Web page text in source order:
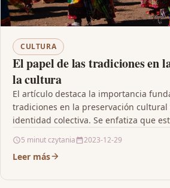
CULTURA
El papel de las tradiciones en
la cultura
El artículo destaca la importancia
tradiciones en la preservación cultural
identidad colectiva. Se enfatiza que
5 minut czytania 2023-12-29
Leer más